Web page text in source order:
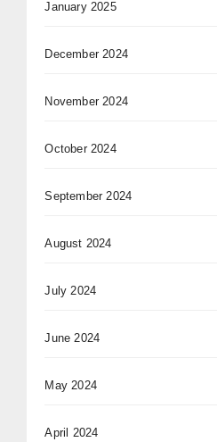
January 2025
December 2024
November 2024
October 2024
September 2024
August 2024
July 2024
June 2024
May 2024
April 2024